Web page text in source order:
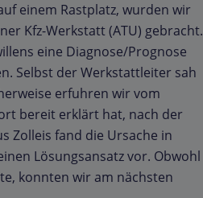
einem Rastplatz, wurden wir
Kfz-Werkstatt (ATU) gebracht.
eine Diagnose/Prognose
Selbst der Werkstattleiter sah
erfuhren wir vom
bereit erklärt hat, nach der
Zolleis fand die Ursache in
Lösungsansatz vor. Obwohl
konnten wir am nächsten